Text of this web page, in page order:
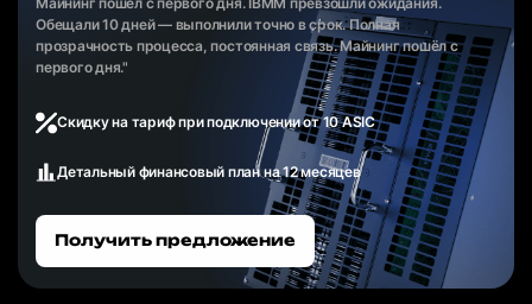
Обещали 10 дней — выполнили точно в срок. Полная
прозрачность процесса, постоянная связь. Майнинг пошёл с
первого дня."
Скидку на тариф при подключении от 10 ASIC
Детальный финансовый план на 12 месяцев
Получить предложение